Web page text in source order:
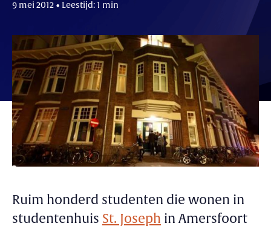
9 mei 2012 • Leestijd: 1 min
Ruim honderd studenten die wonen in
studentenhuis St. Joseph in Amersfoort